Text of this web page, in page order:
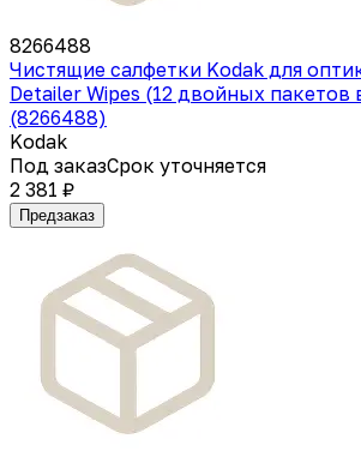
8266488
Чистящие салфетки Kodak для
Detailer Wipes (12 двойных пакетов
(8266488)
Kodak
Под заказСрок уточняется
2 381 ₽
Предзаказ